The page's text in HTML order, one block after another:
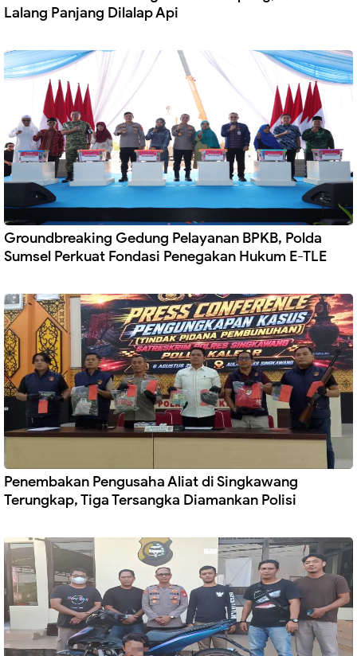
Lalang Panjang Dilalap Api
Groundbreaking Gedung Pelayanan BPKB, Polda
Sumsel Perkuat Fondasi Penegakan Hukum E-TLE
Penembakan Pengusaha Aliat di Singkawang
Terungkap, Tiga Tersangka Diamankan Polisi